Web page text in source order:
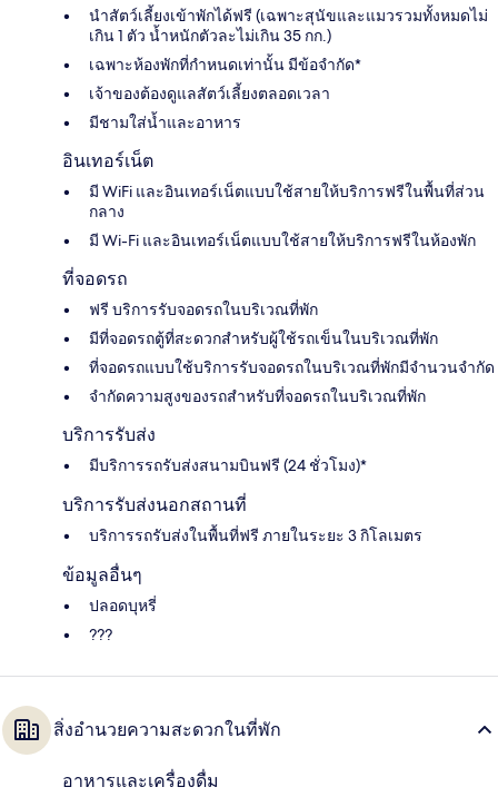
นำสัตว์เลี้ยงเข้าพักได้ฟรี (เฉพาะสุนัขและแมวรวมทั้งหมดไม่
เกิน 1 ตัว น้ำหนักตัวละไม่เกิน 35 กก.)
เฉพาะห้องพักที่กำหนดเท่านั้น มีข้อจำกัด*
เจ้าของต้องดูแลสัตว์เลี้ยงตลอดเวลา
มีชามใส่น้ำและอาหาร
อินเทอร์เน็ต
มี WiFi และอินเทอร์เน็ตแบบใช้สายให้บริการฟรีในพื้นที่ส่วน
กลาง
มี Wi-Fi และอินเทอร์เน็ตแบบใช้สายให้บริการฟรีในห้องพัก
ที่จอดรถ
ฟรี บริการรับจอดรถในบริเวณที่พัก
มีที่จอดรถตู้ที่สะดวกสำหรับผู้ใช้รถเข็นในบริเวณที่พัก
ที่จอดรถแบบใช้บริการรับจอดรถในบริเวณที่พักมีจำนวนจำกัด
จำกัดความสูงของรถสำหรับที่จอดรถในบริเวณที่พัก
บริการรับส่ง
มีบริการรถรับส่งสนามบินฟรี (24 ชั่วโมง)*
บริการรับส่งนอกสถานที่
บริการรถรับส่งในพื้นที่ฟรี ภายในระยะ 3 กิโลเมตร
ข้อมูลอื่นๆ
ปลอดบุหรี่
???
สิ่งอำนวยความสะดวกในที่พัก
อาหารและเครื่องดื่ม